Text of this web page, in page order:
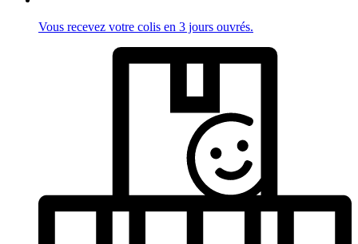
Vous recevez votre colis en 3 jours ouvrés.